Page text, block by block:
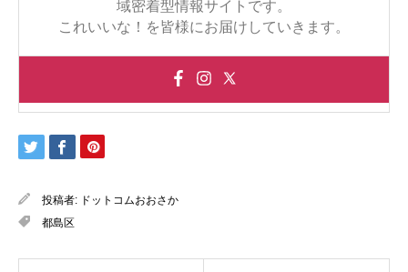
域密着型情報サイトです。
これいいな！を皆様にお届けしていきます。
投稿者: ドットコムおおさか
都島区